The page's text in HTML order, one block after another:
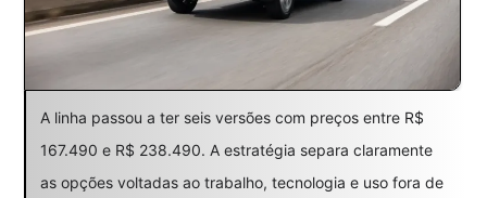
A linha passou a ter seis versões com preços entre R$
167.490 e R$ 238.490. A estratégia separa claramente
as opções voltadas ao trabalho, tecnologia e uso fora de